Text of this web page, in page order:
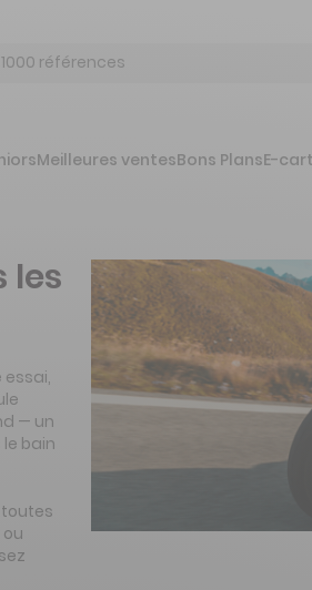
Meilleures ventesBons PlansE-
les
essai,
— un
bain
toutes